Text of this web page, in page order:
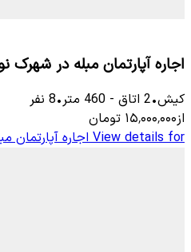
اجاره آپارتمان مبله در شهرک
کیش•
2 اتاق -
460 متر•
8 نفر
از۱۵٬۰۰۰٬۰۰۰ تومان
View details for اجاره آپارتمان